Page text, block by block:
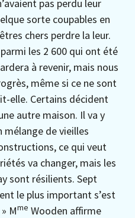
pas perdu leur
sorte coupables en
chers perdre la leur.
les 2 600 qui ont été
à revenir, mais nous
même si ce ne sont
elle. Certains décident
autre maison. Il va y
mélange de vieilles
ce qui veut
va changer, mais les
sont résilients. Sept
le plus important s’est
Mme Wooden affirme